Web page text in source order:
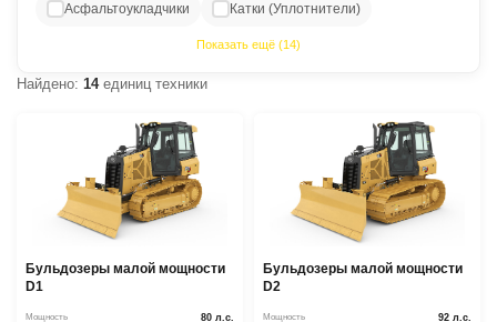
Асфальтоукладчики Катки (Уплотнители)
Показать ещё (14)
Найдено: 14единиц техники
Бульдозеры малой мощности
D1
Мощность 80 л.с.
Бульдозеры малой мощности
D2
Мощность 92 л.с.